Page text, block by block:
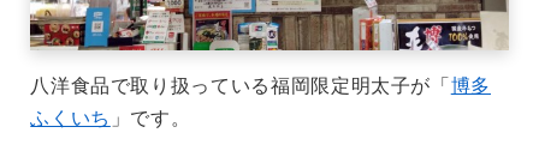
八洋食品で取り扱っている福岡限定明太子が「 博多
ふくいち 」です。